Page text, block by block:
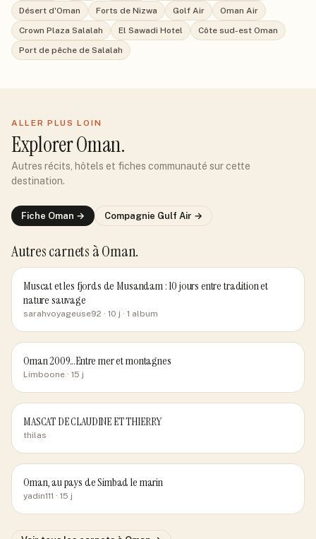
Désert d'Oman
Forts de Nizwa Golf Air
Oman Air
Crown Plaza Salalah
El Sawadi Hotel
Côte sud-est Oman
Port de pêche de Salalah
ALLER PLUS LOIN
ExplorerOman.
Autres récits, hôtels et fiches communauté sur cette
destination.
Fiche Oman → Compagnie Gulf Air →
Autres carnets à Oman.
Muscat et les fjords de Musandam : 10 jours entre tradition et
nature sauvage
sarahvoyageuse92 · 10 j · 1 album
Oman 2009...Entre mer et montagnes
Limboone · 15 j
MASCAT DE CLAUDINE ET THIERRY
thilas
Oman, au pays de Simbad le marin
yadin111 · 15 j